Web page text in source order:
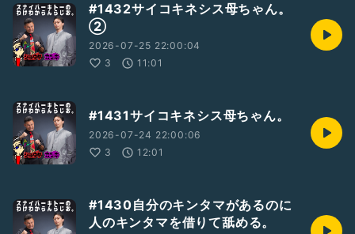
#1432サイコキネシス母ちゃん。
②
2026-07-25 22:00:04
3
11:01
#1431サイコキネシス母ちゃん。
2026-07-24 22:00:06
3
12:01
#1430自分のキンタマがあるのに
人のキンタマを借りて舐める。